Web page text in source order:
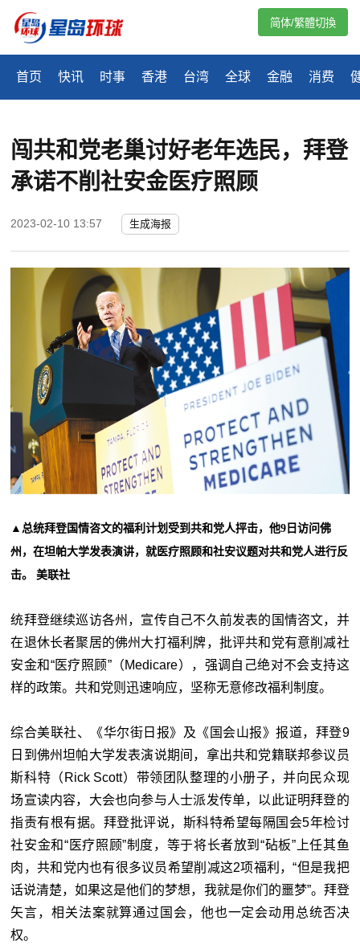
首页 快讯 时事 香港 台湾 全球 金融 消费
简体/繁體切換
闯共和党老巢讨好老年选民，拜登
承诺不削社安金医疗照顾
2023-02-10 13:57 生成海报
▲总统拜登国情咨文的福利计划受到共和党人抨击，他9日访问佛
州，在坦帕大学发表演讲，就医疗照顾和社安议题对共和党人进行反
击。 美联社
统拜登继续巡访各州，宣传自己不久前发表的国情咨文，并
在退休长者聚居的佛州大打福利牌，批评共和党有意削减社
安金和“医疗照顾”（Medicare），强调自己绝对不会支持这
样的政策。共和党则迅速响应，坚称无意修改福利制度。
综合美联社、《华尔街日报》及《国会山报》报道，拜登9
日到佛州坦帕大学发表演说期间，拿出共和党籍联邦参议员
斯科特（Rick Scott）带领团队整理的小册子，并向民众现
场宣读内容，大会也向参与人士派发传单，以此证明拜登的
指责有根有据。拜登批评说，斯科特希望每隔国会5年检讨
社安金和“医疗照顾”制度，等于将长者放到“砧板”上任其鱼
肉，共和党内也有很多议员希望削减这2项福利，“但是我把
话说清楚，如果这是他们的梦想，我就是你们的噩梦”。拜登
矢言，相关法案就算通过国会，他也一定会动用总统否决
权。